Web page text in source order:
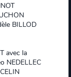
BILLOD
avec la
NEDELLEC